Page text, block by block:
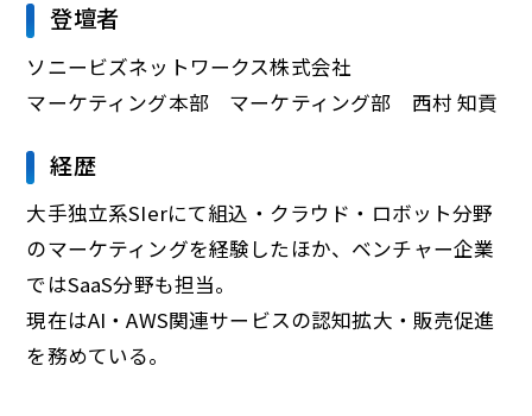
登壇者
ソニービズネットワークス株式会社
マーケティング本部 マーケティング部 西村 知貢
経歴
大手独立系SIerにて組込・クラウド・ロボット分野
のマーケティングを経験したほか、ベンチャー企業
ではSaaS分野も担当。
現在はAI・AWS関連サービスの認知拡大・販売促進
を務めている。